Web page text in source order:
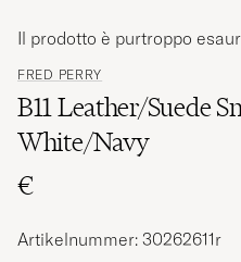
FRED PERRY
B11 Leather/Suede
White/Navy
€
Il prodotto è purtroppo
Artikelnummer: 30262611r